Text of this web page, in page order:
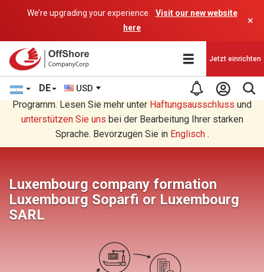
We’re upgrading your experience.
Visit our new website
here
×
DE USD
Jetzt einrichten
Sie lesen eine Deutsche Übersetzung durch ein AI-
Programm. Lesen Sie mehr unter Haftungsausschluss und
unterstützen Sie uns bei der Bearbeitung Ihrer starken
Sprache. Bevorzugen Sie in Englisch.
Luxembourg company formation
Luxembourg Soparfi or Luxembourg
SARL